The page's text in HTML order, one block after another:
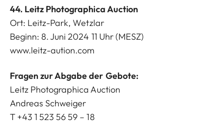
44. Leitz Photographica Auction
Ort: Leitz-Park, Wetzlar
Beginn: 8. Juni 2024 11 Uhr (MESZ)
www.leitz-aution.com
Fragen zur Abgabe der Gebote:
Leitz Photographica Auction
Andreas Schweiger
T +43 1 523 56 59 – 18